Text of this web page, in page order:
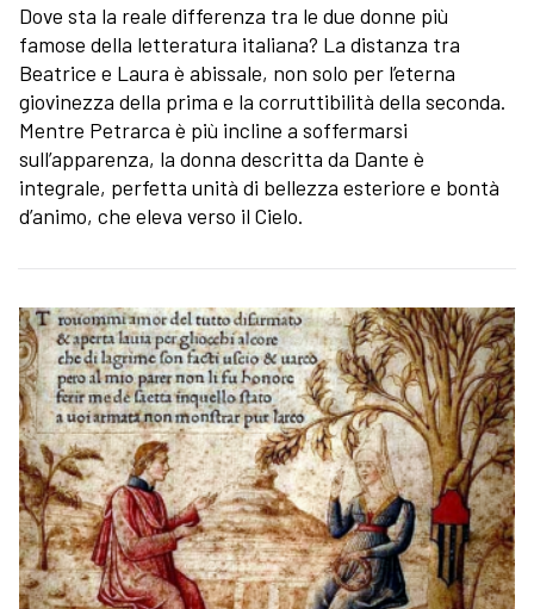
Dove sta la reale differenza tra le due donne più
famose della letteratura italiana? La distanza tra
Beatrice e Laura è abissale, non solo per l’eterna
giovinezza della prima e la corruttibilità della seconda.
Mentre Petrarca è più incline a soffermarsi
sull’apparenza, la donna descritta da Dante è
integrale, perfetta unità di bellezza esteriore e bontà
d’animo, che eleva verso il Cielo.